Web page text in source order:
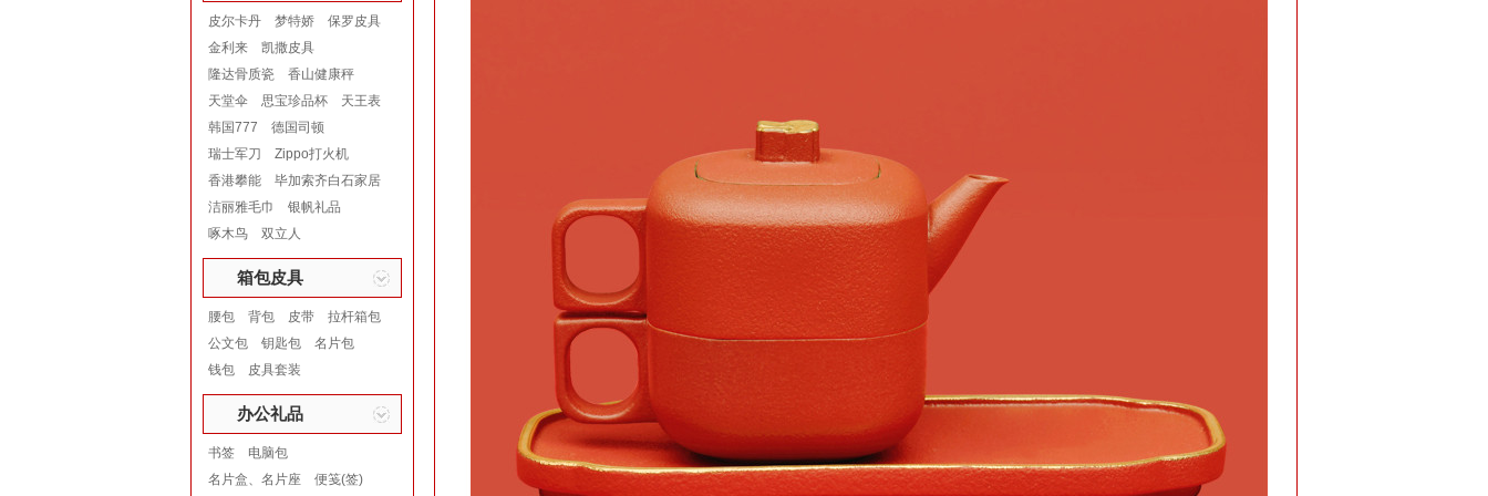
皮尔卡丹 梦特娇
保罗皮具
金利来
凯撒皮具
隆达骨质瓷
香山健康秤
天堂伞
思宝珍品杯
天王表
韩国777
德国司顿
瑞士军刀
Zippo打火机
香港攀能
毕加索齐白石家居
洁丽雅毛巾
银帆礼品
啄木鸟
双立人
箱包皮具
腰包 背包 皮带
拉杆箱包
公文包
钥匙包
名片包
钱包
皮具套装
办公礼品
书签
电脑包
名片盒、名片座
便笺(签)